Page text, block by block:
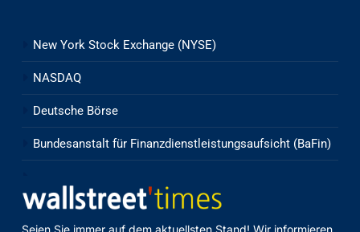
New York Stock Exchange (NYSE)
NASDAQ
Deutsche Börse
Bundesanstalt für Finanzdienstleistungsaufsicht (BaFin)
Seien Sie immer auf dem aktuellsten Stand! Wir informieren